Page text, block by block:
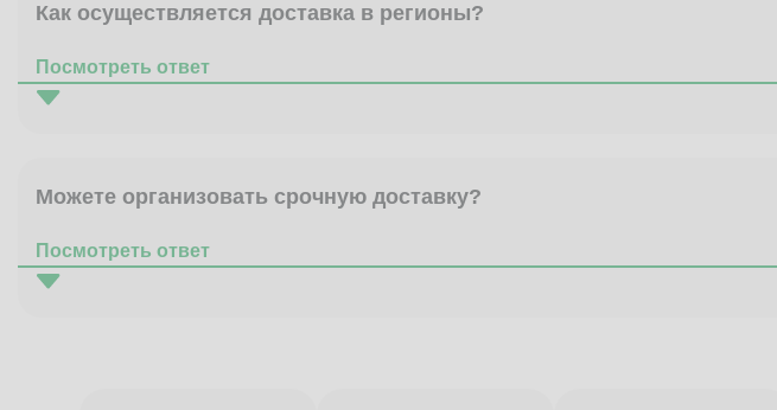
Как осуществляется доставка в регионы?
Посмотреть ответ
Можете организовать срочную доставку?
Посмотреть ответ